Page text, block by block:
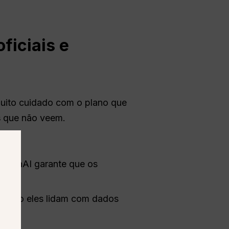
e
cuidado com o plano que
não veem.
garante que os
eles lidam com dados